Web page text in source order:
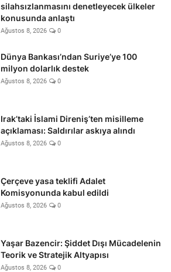
silahsızlanmasını denetleyecek ülkeler
konusunda anlaştı
Ağustos 8, 2026 0
Dünya Bankası’ndan Suriye’ye 100
milyon dolarlık destek
Ağustos 8, 2026 0
Irak’taki İslami Direniş’ten misilleme
açıklaması: Saldırılar askıya alındı
Ağustos 8, 2026 0
Çerçeve yasa teklifi Adalet
Komisyonunda kabul edildi
Ağustos 8, 2026 0
Yaşar Bazencir: Şiddet Dışı Mücadelenin
Teorik ve Stratejik Altyapısı
Ağustos 8, 2026 0